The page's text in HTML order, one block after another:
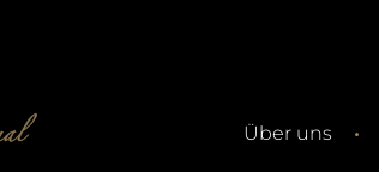
Über uns